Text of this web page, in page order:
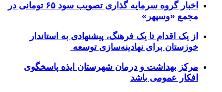
اخبار گروه سرمایه گذاری تصویب سود ۶۵ تومانی در
مجمع «وسپهر»
از یک اقدام تا یک فرهنگ، پیشنهادی به استاندار
خوزستان برای نهادینه‌سازی توسعه
مرکز بهداشت و درمان شهرستان ایذه پاسخگوی
افکار عمومی باشد